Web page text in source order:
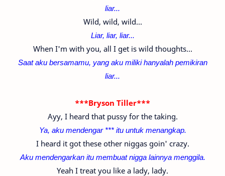
liar...
Wild, wild, wild...
Liar, liar, liar...
When I'm with you, all I get is wild thoughts...
Saat aku bersamamu, yang aku miliki hanyalah pemikiran
liar...
***Bryson Tiller***
Ayy, I heard that pussy for the taking.
Ya, aku mendengar *** itu untuk menangkap.
I heard it got these other niggas goin' crazy.
Aku mendengarkan itu membuat nigga lainnya menggila.
Yeah I treat you like a lady, lady.